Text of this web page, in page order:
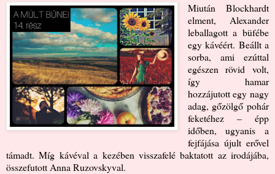
Miután Blockhardt
elment, Alexander
leballagott a büfébe
egy kávéért. Beállt a
sorba, ami ezúttal
egészen rövid volt,
így hamar
hozzájutott egy nagy
adag, gőzölgő pohár
feketéhez – épp
időben, ugyanis a
fejfájása újult erővel
támadt. Míg kávéval a kezében visszafelé baktatott az irodájába,
összefutott Anna Ruzovskyval.